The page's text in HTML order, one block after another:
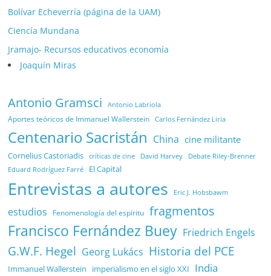
Bolívar Echeverría (página de la UAM)
Ciencía Mundana
Jramajo- Recursos educativos economía
Joaquín Miras
Antonio Gramsci Antonio Labriola
Aportes teóricos de Immanuel Wallerstein Carlos Fernández Liria
Centenario Sacristán China cine militante
Cornelius Castoriadis críticas de cine David Harvey Debate Riley-Brenner
Eduard Rodríguez Farré El Capital
Entrevistas a autores Eric J. Hobsbawm
estudios Fenomenología del espíritu fragmentos
Francisco Fernández Buey Friedrich Engels
G.W.F. Hegel Georg Lukács Historia del PCE
Immanuel Wallerstein imperialismo en el siglo XXI India